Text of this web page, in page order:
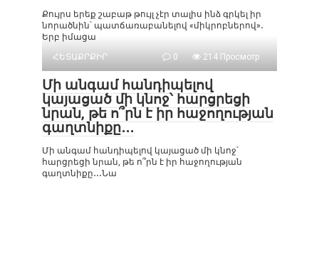
Քույրս երեք շաբաթ թույլ չէր տալիս ինձ գրկել իր
նորածնին՝ պատճառաբանելով «միկրոբներով»․
Երբ իմացա
ՀԵՏԱՔՐՔԻՐ
0 214 Просмотр
Մի անգամ հանդիպելով
կայացած մի կնոջ՝ հարցրեցի
նրան, թե ո՞րն է իր հաջողության
գաղտնիքը․․․
Մի անգամ հանդիպելով կայացած մի կնոջ՝
հարցրեցի նրան, թե ո՞րն է իր հաջողության
գաղտնիքը․․․Նա